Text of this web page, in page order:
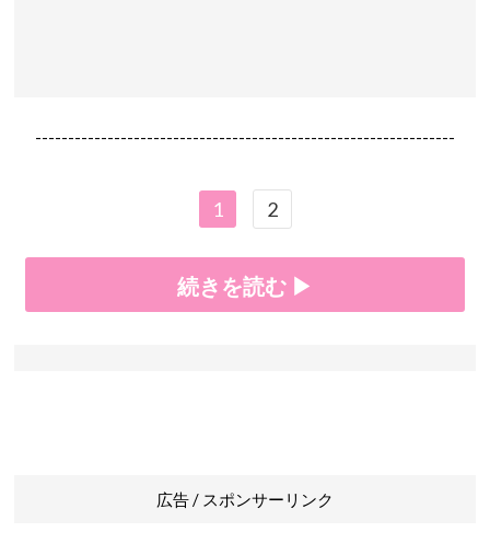
----------------------------------------------------------------
1 2
続きを読む ▶
広告 / スポンサーリンク